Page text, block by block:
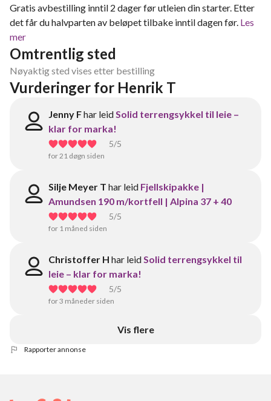
Gratis avbestilling inntil 2 dager før utleien din starter. Etter
det får du halvparten av beløpet tilbake inntil dagen før. Les
mer
Omtrentlig sted
Nøyaktig sted vises etter bestilling
Vurderinger for Henrik T
Jenny Fhar leidSolid terrengsykkel til leie –
klar for marka!
5/5
for 21 døgn siden
Silje Meyer T har leid Fjellskipakke |
Amundsen 190 m/kortfell | Alpina 37 + 40
5/5
for 1 måned siden
Christoffer H har leidSolid terrengsykkel til
leie – klar for marka!
5/5
for 3 måneder siden
Vis flere
Rapporter annonse